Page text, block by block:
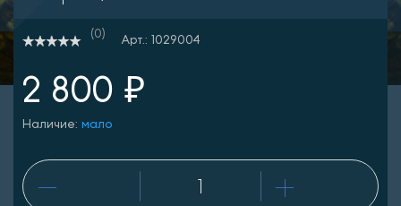
(0)
Арт.: 1029004
2 800 ₽
Наличие: мало